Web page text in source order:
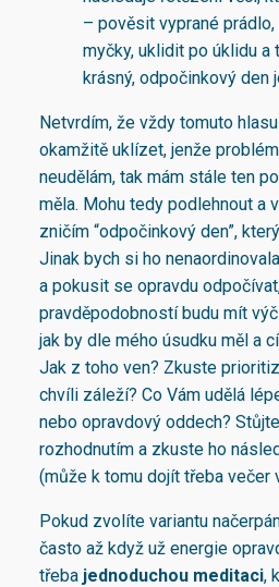
– pověsit vyprané
myčky, uklidit po úklidu a
krásný, odpočinkový den
Netvrdím, že vždy tomuto
okamžitě uklízet, jenže
neudělám, tak mám stále ten
měla. Mohu tedy podlehnout a
zničím “odpočinkový den”,
Jinak bych si ho
a pokusit se opravdu
pravděpodobností budu mít
jak by dle mého úsudku měl a
Jak z toho ven? Zkuste
chvíli záleží? Co Vám udělá
nebo opravdový oddech?
rozhodnutím a zkuste ho
(může k tomu dojít třeba večer
Pokud zvolíte variantu
často až když už energie
třeba jednoduchou meditaci,